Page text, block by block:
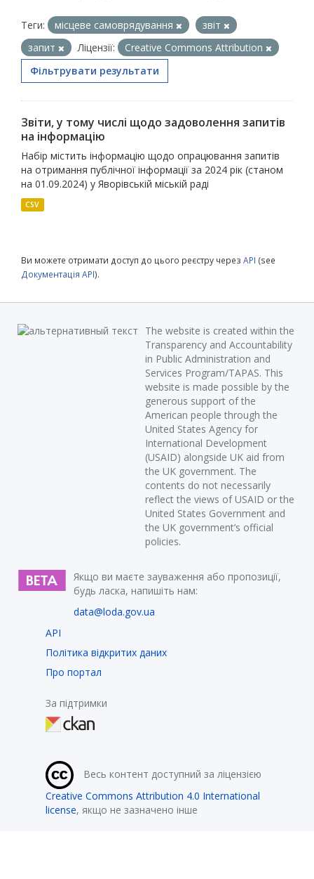
Теги: місцеве самоврядування
звіт
запит
Ліцензії:
Creative Commons Attribution
Фільтрувати результати
Звіти, у тому числі щодо задоволення запитів
на інформацію
Набір містить інформацію щодо опрацювання запитів
на отримання публічної інформації за 2024 рік (станом
на 01.09.2024) у Яворівській міській раді
CSV
Ви можете отримати доступ до цього реєстру через API (see
Документація API).
The website is created within the
Transparency and Accountability
in Public Administration and
Services Program/TAPAS. This
website is made possible by the
generous support of the
American people through the
United States Agency for
International Development
(USAID) alongside UK aid from
the UK government. The
contents do not necessarily
reflect the views of USAID or the
United States Government and
the UK government’s official
policies.
Якщо ви маєте зауваження або пропозиції,
будь ласка, напишіть нам:
data@loda.gov.ua
API
Політика відкритих даних
Про портал
За підтримки
Весь контент доступний за ліцензією
Creative Commons Attribution 4.0 International
license, якщо не зазначено інше